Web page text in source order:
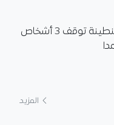
فيديو.. شرطة قسنطينة توقف 3 أشخاص
المزيد